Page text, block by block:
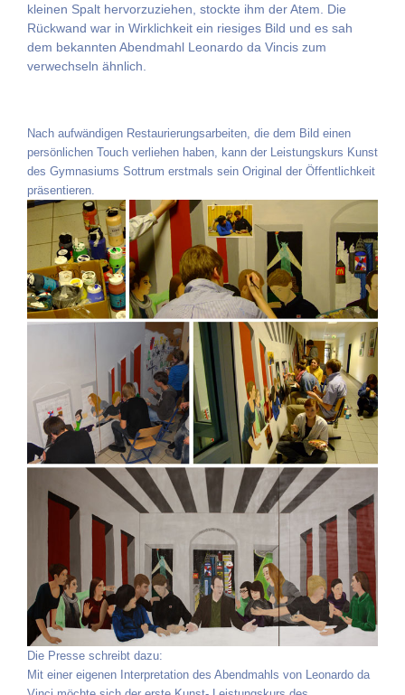
kleinen Spalt hervorzuziehen, stockte ihm der Atem. Die
Rückwand war in Wirklichkeit ein riesiges Bild und es sah
dem bekannten Abendmahl Leonardo da Vincis zum
verwechseln ähnlich.
Nach aufwändigen Restaurierungsarbeiten, die dem Bild einen
persönlichen Touch verliehen haben, kann der Leistungskurs Kunst
des Gymnasiums Sottrum erstmals sein Original der Öffentlichkeit
präsentieren.
Die Presse schreibt dazu:
Mit einer eigenen Interpretation des Abendmahls von Leonardo da